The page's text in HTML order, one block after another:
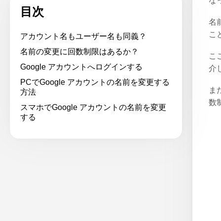
目次
アカウント名もユーザー名も同義？
名前の変更に回数制限はあるか？
Google アカウントへログインする
PCでGoogle アカウントの名前を変更する
方法
スマホでGoogle アカウントの名前を変更
する
名
こ
こ
介
ま
数